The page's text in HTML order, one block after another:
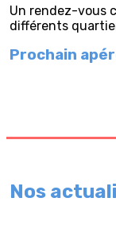
Un rendez-vous
différents
Prochain
Nos